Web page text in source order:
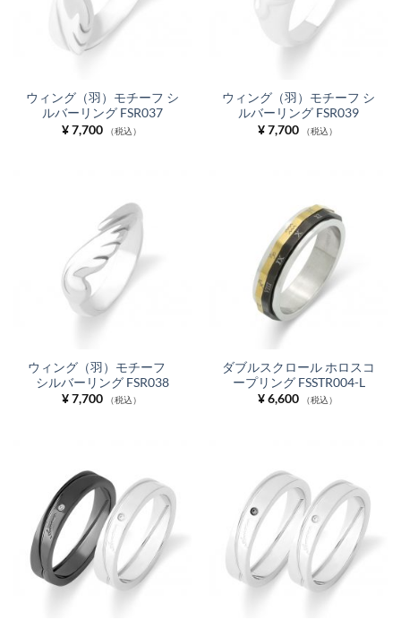
ウィング（羽）モチーフ シ
ルバーリング FSR037
¥7,700 （税込）
ウィング（羽）モチーフ シ
ルバーリング FSR039
¥7,700 （税込）
ウィング（羽）モチーフ
シルバーリング FSR038
¥7,700 （税込）
ダブルスクロール ホロスコ
ープリング FSSTR004-L
¥6,600 （税込）